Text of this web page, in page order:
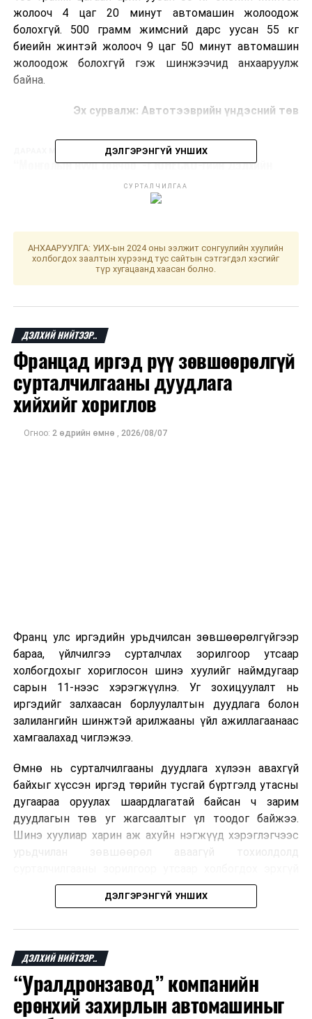
жолооч 4 цаг 20 минут автомашин жолоодож
болохгүй. 500 грамм жимсний дарс уусан 55 кг
биеийн жинтэй жолооч 9 цаг 50 минут автомашин
жолоодож болохгүй гэж шинжээчид анхааруулж
байна.
Эх сурвалж: Автотээврийн үндэсний төв
“Монголын нууц товчоо”-г ЮНЕСКО-гийн Дэлхийн
соёлын өвд бүртгүүлэх ажлын хэсэг байгуулахаар
Түүхий нүүрс, шахмал түлшний хэрэглээнд хяналт
шалгалт хийлээ
ДЭЛГЭРЭНГҮЙ УНШИХ
СУРТАЛЧИЛГАА
АНХААРУУЛГА: УИХ-ын 2024 оны ээлжит сонгуулийн хуулийн
холбогдох заалтын хүрээнд тус сайтын сэтгэгдэл хэсгийг
түр хугацаанд хаасан болно.
ДЭЛХИЙ НИЙТЭЭР..
Францад иргэд рүү зөвшөөрөлгүй
сурталчилгааны дуудлага
хийхийг хориглов
Огноо: 2 өдрийн өмнө , 2026/08/07
Франц улс иргэдийн урьдчилсан зөвшөөрөлгүйгээр
бараа, үйлчилгээ сурталчлах зорилгоор утсаар
холбогдохыг хориглосон шинэ хуулийг наймдугаар
сарын 11-нээс хэрэгжүүлнэ. Уг зохицуулалт нь
иргэдийг залхаасан борлуулалтын дуудлага болон
залилангийн шинжтэй арилжааны үйл ажиллагаанаас
хамгаалахад чиглэжээ.
Өмнө нь сурталчилгааны дуудлага хүлээн авахгүй
байхыг хүссэн иргэд төрийн тусгай бүртгэлд утасны
дугаараа оруулах шаардлагатай байсан ч зарим
дуудлагын төв уг жагсаалтыг үл тоодог байжээ.
Шинэ хуулиар харин аж ахуйн нэгжүүд хэрэглэгчээс
урьдчилан зөвшөөрөл аваагүй тохиолдолд
болно. Иргэн өгсөн зөвшөөрлөө хүссэн үедээ цуцлах
Францын эрх баригчдын тооцоолсноор тус улсын
иргэдийн дөрөвний гурав орчим нь долоо хоног бүр
дор хаяж нэг удаа хүсээгүй сурталчилгааны дуудлага
хүлээн авдаг бөгөөд олон хүн үүнээс ч олон
дуудлагад өртдөг байна. Хэрэглэгчийн эрхийг
ДЭЛГЭРЭНГҮЙ УНШИХ
ДЭЛХИЙ НИЙТЭЭР..
“Уралдронзавод” компанийн
ерөнхий захирлын автомашиныг